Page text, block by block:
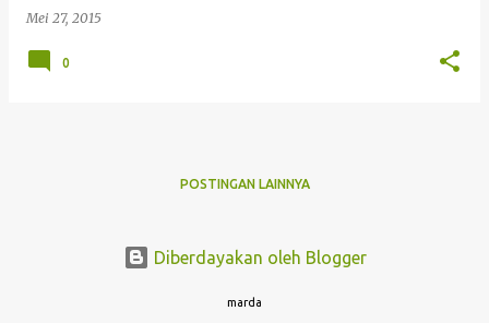
Mei 27, 2015
0
POSTINGAN LAINNYA
Diberdayakan oleh Blogger
marda